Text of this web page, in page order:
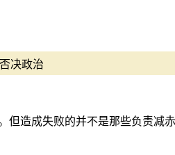
决政治
造成失败的并不是那些负责减